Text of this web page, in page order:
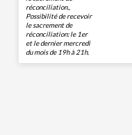
réconciliation.,
Possibilité de recevoir
le sacrement de
réconciliation: le 1er
et le dernier mercredi
du mois de 19h à 21h.